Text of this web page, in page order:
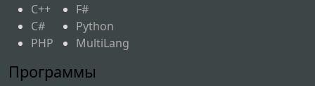
C++
C#
PHP
F#
Python
MultiLang
Программы